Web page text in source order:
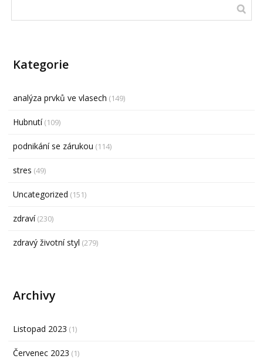
Kategorie
analýza prvků ve vlasech (149)
Hubnutí(109)
podnikání se zárukou (114)
stres (49)
Uncategorized (151)
zdraví(230)
zdravý životní styl (279)
Archivy
Listopad 2023 (1)
Červenec 2023 (1)